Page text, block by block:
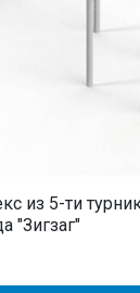
из 5-ти
"Зигзаг"